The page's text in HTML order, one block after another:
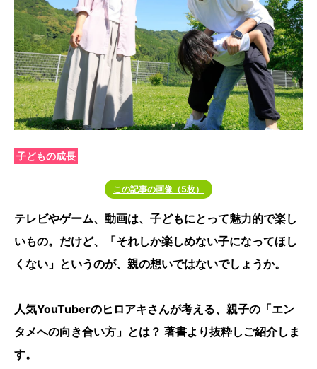
子どもの成長
この記事の画像（5枚）
テレビやゲーム、動画は、子どもにとって魅力的で楽し
いもの。だけど、「それしか楽しめない子になってほし
くない」というのが、親の想いではないでしょうか。
人気YouTuberのヒロアキさんが考える、親子の「エン
タメへの向き合い方」とは？ 著書より抜粋しご紹介しま
す。